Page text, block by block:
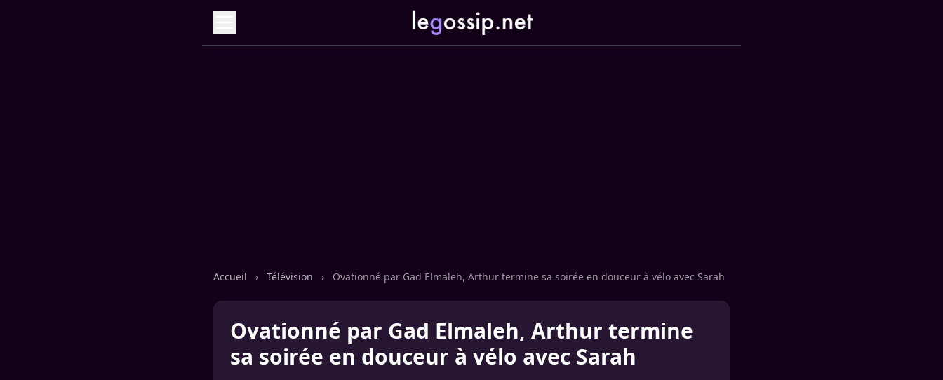
Accueil › Télévision › Ovationné par Gad Elmaleh, Arthur termine sa soirée en douceur à vélo avec Sarah
Ovationné par Gad Elmaleh, Arthur termine
sa soirée en douceur à vélo avec Sarah